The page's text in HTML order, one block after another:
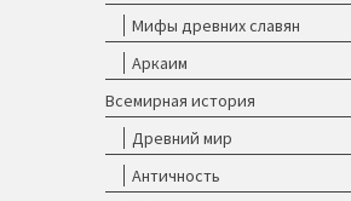
Мифы древних славян
Аркаим
Всемирная история
Древний мир
Античность